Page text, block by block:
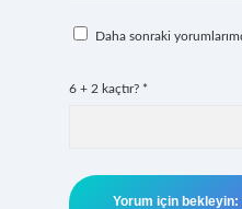
Daha sonraki
6 + 2 kaçtır? *